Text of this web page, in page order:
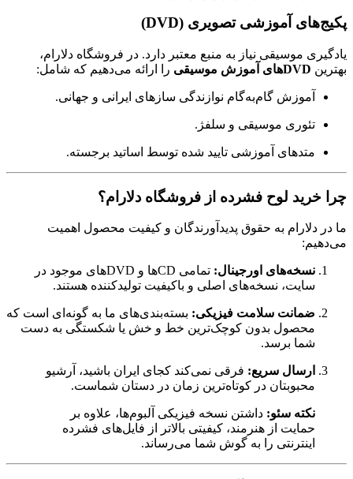
پکیج‌های آموزشی تصویری (DVD)
یادگیری موسیقی نیاز به منبع معتبر دارد. در فروشگاه دلارام،
بهترین DVDهای آموزش موسیقی را ارائه می‌دهیم که شامل:
آموزش گام‌به‌گام نوازندگی سازهای ایرانی و جهانی.
تئوری موسیقی و سلفژ.
متدهای آموزشی تایید شده توسط اساتید برجسته.
چرا خرید لوح فشرده از فروشگاه دلارام؟
ما در دلارام به حقوق پدیدآورندگان و کیفیت محصول اهمیت
می‌دهیم:
نسخه‌های اورجینال:
تمامی CDها و DVDهای موجود در
سایت، نسخه‌های اصلی و باکیفیت تولیدکننده هستند.
ضمانت سلامت فیزیکی: بسته‌بندی‌های ما به گونه‌ای است که
محصول بدون کوچک‌ترین خط و خش یا شکستگی به دست
شما برسد.
ارسال سریع: فرقی نمی‌کند کجای ایران باشید، آرشیو
محبوبتان در کوتاه‌ترین زمان در دستان شماست.
نکته سئو: داشتن نسخه فیزیکی آلبوم‌ها، علاوه بر
حمایت از هنرمند، کیفیتی بالاتر از فایل‌های فشرده
اینترنتی را به گوش شما می‌رساند.